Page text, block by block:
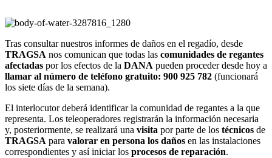
Tras consultar nuestros informes de daños en el regadío, desde
TRAGSA nos comunican que todas las comunidades de regantes
afectadas por los efectos de la DANA pueden proceder desde hoy a
llamar al número de teléfono gratuito: 900 925 782 (funcionará
los siete días de la semana).
El interlocutor deberá identificar la comunidad de regantes a la que
representa. Los teleoperadores registrarán la información necesaria
y, posteriormente, se realizará una visita por parte de los técnicos de
TRAGSA para valorar en persona los daños en las instalaciones
correspondientes y así iniciar los procesos de reparación.